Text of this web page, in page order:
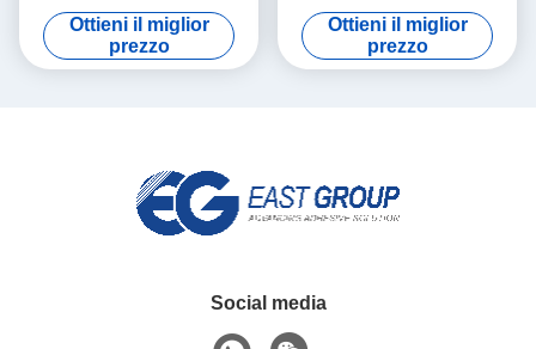
Bookbinding fusione a caldo
Adhesive
Ottieni il miglior
prezzo
EVA fusione a caldo colla
For del granello
Ottieni il miglior
prezzo
Social media